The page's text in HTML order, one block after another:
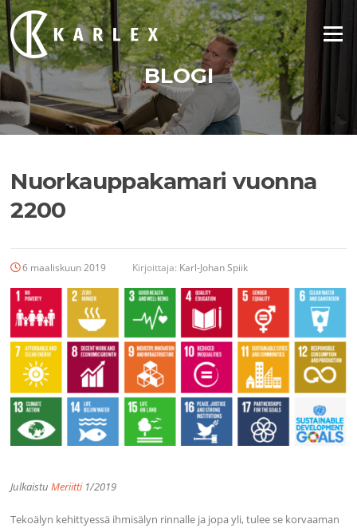
Siirry
suoraan
sisältöön
Valikko
BLOGI
Nuorkauppakamari vuonna
2200
6 maaliskuun 2019 Kirjoittaja: Karl-Johan Spiik
JulkaistuMeriitti 1/2019
Tekoälyn kehittyessä ihmisälyn rinnalle ja jopa yli, tulee se korvaaman